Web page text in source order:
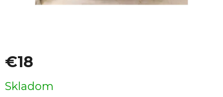
€18
cena:
Skladom